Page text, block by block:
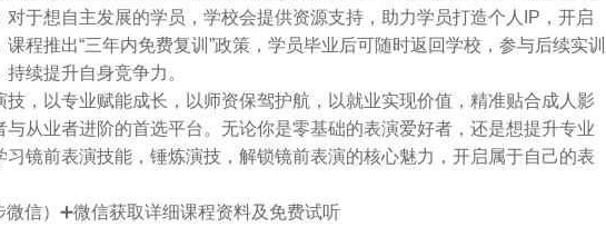
于想自主发展的学员，学校会提供资源支持，助力学员打造个人IP，开启
程推出“三年内免费复训”政策，学员毕业后可随时返回学校，参与后续实训
续提升自身竞争力。
，以专业赋能成长，以师资保驾护航，以就业实现价值，精准贴合成人影
从业者进阶的首选平台。无论你是零基础的表演爱好者，还是想提升专业
镜前表演技能，锤炼演技，解锁镜前表演的核心魅力，开启属于自己的表
信）➕微信获取详细课程资料及免费试听